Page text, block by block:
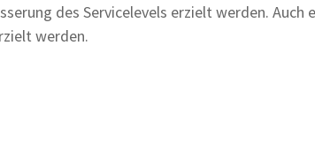
des Servicelevels erzielt werden. Auch
werden.